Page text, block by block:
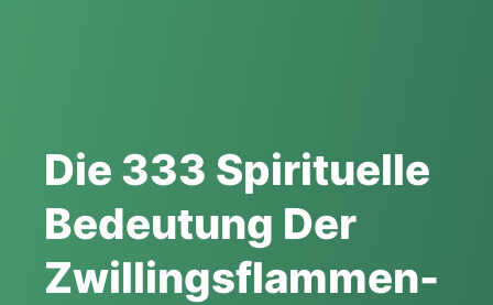
Die 333 Spirituelle
Bedeutung Der
Zwillingsflammen-